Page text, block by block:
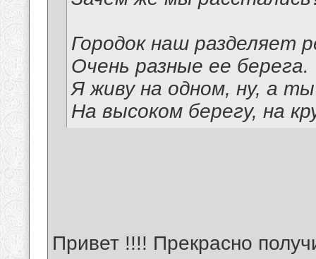
Городок наш разделяет
Очень разные ее берега.
Я живу на одном, ну, а
На высоком берегу, на
Привет !!!! Прекрасно